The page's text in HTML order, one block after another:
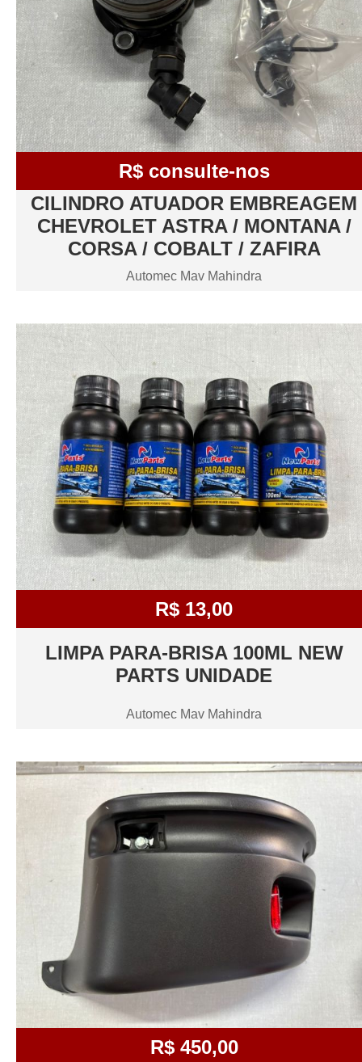
R$ consulte-nos
CILINDRO ATUADOR EMBREAGEM
CHEVROLET ASTRA / MONTANA /
CORSA / COBALT / ZAFIRA
Automec Mav Mahindra
R$ 13,00
LIMPA PARA-BRISA 100ML NEW
PARTS UNIDADE
Automec Mav Mahindra
R$ 450,00